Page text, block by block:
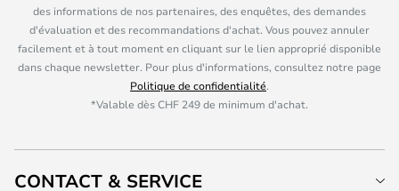
des informations de nos partenaires, des enquêtes, des demandes
d'évaluation et des recommandations d'achat. Vous pouvez annuler
facilement et à tout moment en cliquant sur le lien approprié disponible
dans chaque newsletter. Pour plus d'informations, consultez notre page
Politique de confidentialité.
*Valable dès CHF 249 de minimum d'achat.
CONTACT & SERVICE